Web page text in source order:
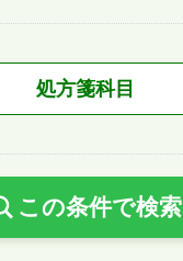
処方箋科目
この条件で検索